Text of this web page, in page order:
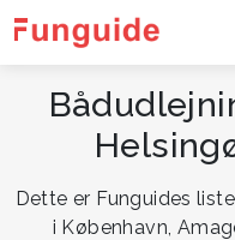
Dette er Funguides
i København,